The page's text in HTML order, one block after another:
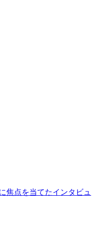
焦点を当てたインタビュ